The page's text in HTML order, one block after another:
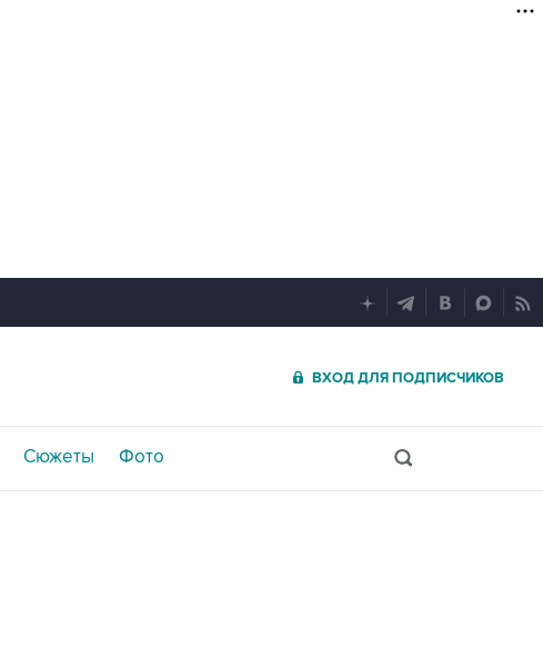
ВХОД ДЛЯ ПОДПИСЧИКОВ
Сюжеты Фото